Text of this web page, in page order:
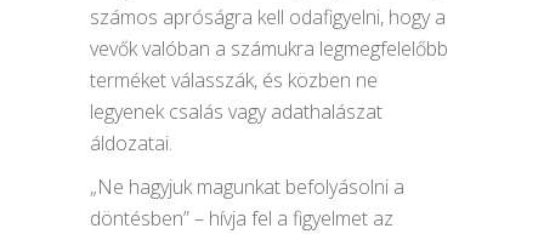
számos apróságra kell odafigyelni, hogy a
vevők valóban a számukra legmegfelelőbb
terméket válasszák, és közben ne
legyenek csalás vagy adathalászat
áldozatai.
„Ne hagyjuk magunkat befolyásolni a
döntésben” – hívja fel a figyelmet az